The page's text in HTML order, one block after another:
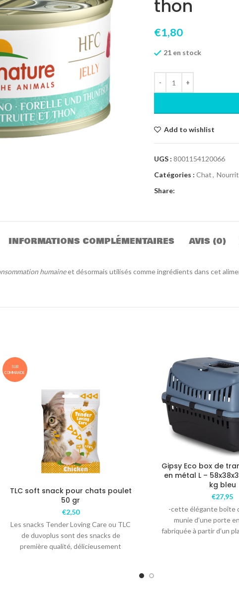
thon
€1,80
21 en stock
Add to wishlist
UGS : 8001154120066
Catégories : Chat,
Share:
INFORMATIONS COMPLÉMENTAIRES AVIS (0)
humaineet désormais utilisés comme ingrédients dans cet
SUR
COMMANDE
TLC soft snack pour chats poulet
50 gr
€2,50
Les snacks Tender Loving Care ou TLC
de duvoplus sont des snacks de
première qualité, délicieusement
Gipsy Eco box de
en métal L –
kg bleu
€27,95
-cette élégante boîte
munie d’une porte
fabriquée à partir d’un